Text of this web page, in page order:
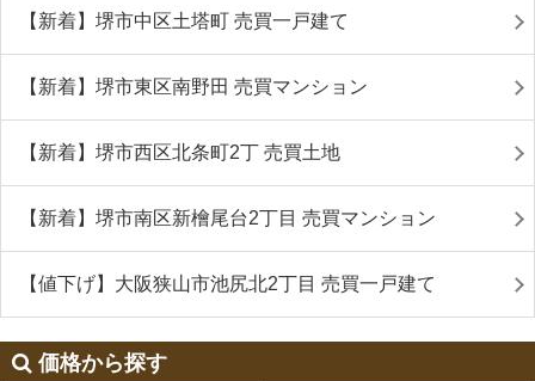
【新着】堺市中区土塔町 売買一戸建て
【新着】堺市東区南野田 売買マンション
【新着】堺市西区北条町2丁 売買土地
【新着】堺市南区新檜尾台2丁目 売買マンション
【値下げ】大阪狭山市池尻北2丁目 売買一戸建て
価格から探す